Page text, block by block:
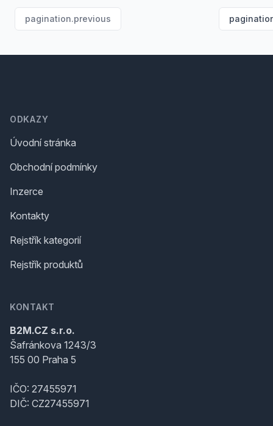
pagination.previous
ODKAZY
Úvodní stránka
Obchodní podmínky
Inzerce
Kontakty
Rejstřík kategorií
Rejstřík produktů
KONTAKT
B2M.CZ s.r.o.
Šafránkova 1243/3
155 00 Praha 5
IČO: 27455971
DIČ: CZ27455971